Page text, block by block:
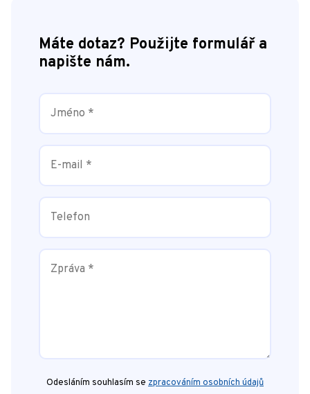
Máte dotaz? Použijte formulář a
napište nám.
Odesláním souhlasím se zpracováním osobních údajů